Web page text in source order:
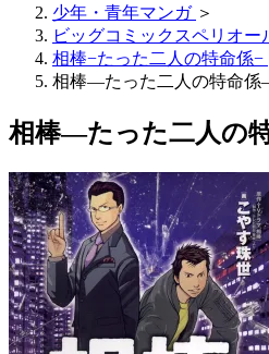
少年・青年マンガ ＞
ビッグコミックスペリオー
相棒−たった二人の特命係−
相棒―たった二人の特命
相棒―たった二人の